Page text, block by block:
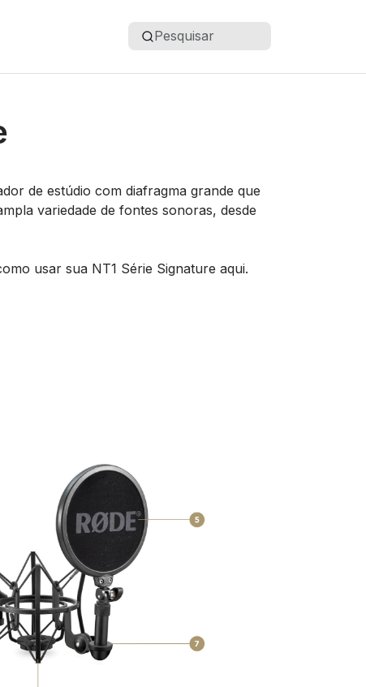
Pesquisar
de estúdio com diafragma grande que
variedade de fontes sonoras, desde
usar sua NT1 Série Signature aqui.